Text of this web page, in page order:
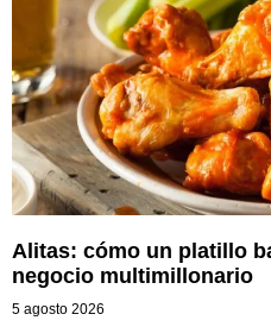
Alitas: cómo un platillo
negocio multimillonario
5 agosto 2026